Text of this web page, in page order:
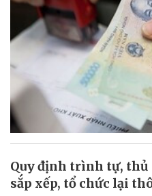
Quy định trình tự, thủ
sắp xếp, tổ chức lại